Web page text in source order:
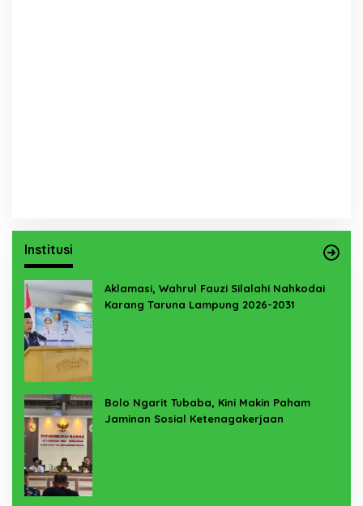
Institusi
Aklamasi, Wahrul Fauzi Silalahi Nahkodai
Karang Taruna Lampung 2026-2031
Bolo Ngarit Tubaba, Kini Makin Paham
Jaminan Sosial Ketenagakerjaan